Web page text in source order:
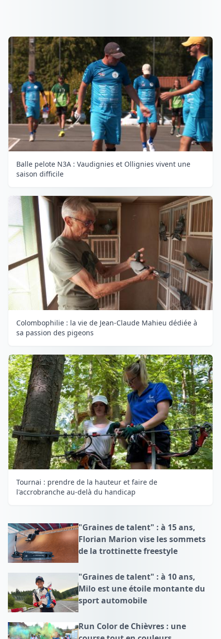
Balle pelote N3A : Vaudignies et Ollignies vivent une
saison difficile
Colombophilie : la vie de Jean-Claude Mahieu dédiée à
sa passion des pigeons
Tournai : prendre de la hauteur et faire de
l'accrobranche au-delà du handicap
"Graines de talent" : à 15 ans,
Florian Marion vise les sommets
de la trottinette freestyle
"Graines de talent" : à 10 ans,
Milo est une étoile montante du
sport automobile
Run Color de Chièvres : une